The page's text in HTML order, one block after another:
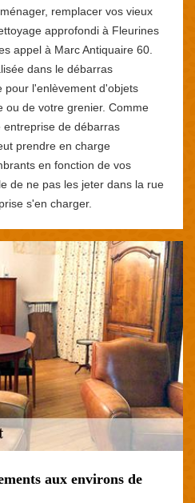
remplacer vos vieux
approfondi à Fleurines
appel à Marc Antiquaire 60.
dans le débarras
pour l'enlèvement d'objets
ou de votre grenier. Comme
entreprise de débarras
prendre en charge
en fonction de vos
de ne pas les jeter dans la rue
s'en charger.
aux environs de